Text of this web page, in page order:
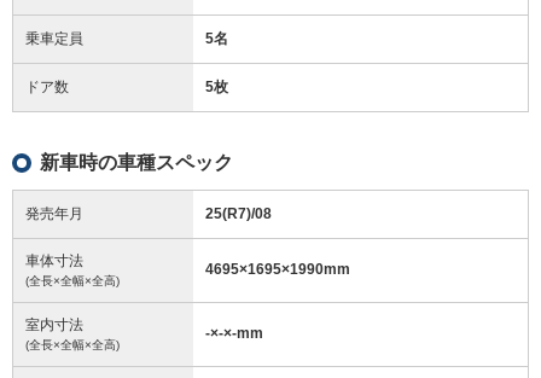
乗車定員 5名
ドア数 5枚
新車時の車種スペック
発売年月 25(R7)/08
車体寸法
(全長×全幅×全高)
4695×1695×1990mm
室内寸法
(全長×全幅×全高)
-×-×-mm